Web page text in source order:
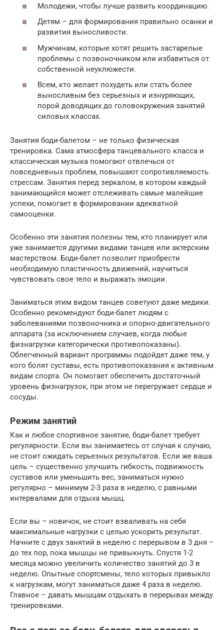
Молодежи, чтобы лучше развить координацию.
Детям – для формирования правильно осанки и
развития выносливости.
Мужчинам, которые хотят решить застарелые
проблемы с позвоночником или избавиться от
собственной неуклюжести.
Всем, кто желает похудеть или стать более
выносливым без серьезных и изнуряющих,
порой доводящих до головокружения занятий
силовых классах.
Занятия боди-балетом – не только физическая
тренировка. Сама атмосфера танцевального класса и
классическая музыка помогают отвлечься от
повседневных проблем, повышают сопротивляемость
стрессам. Занятия перед зеркалом, в котором каждый
занимающийся может отслеживать самые малейшие
успехи, помогает в формировании адекватной
самооценки.
Особенно эти занятия полезны тем, кто планирует или
уже занимается другими видами танцев или актерским
мастерством. Боди-балет позволит приобрести
необходимую пластичность движений, научиться
чувствовать свое тело и выражать эмоции.
Заниматься этим видом танцев советуют даже медики.
Особенно рекомендуют боди-балет людям с
заболеваниями позвоночника и опорно-двигательного
аппарата (за исключением случаев, когда любые
физнагрузки категорически противопоказаны).
Облегченный вариант программы подойдет даже тем, у
кого болят суставы, есть противопоказания к активным
видам спорта. Он помогает обеспечить достаточный
уровень физнагрузок, при этом не перегружает сердце и
сосуды.
Режим занятий
Как и любое спортивное занятие, боди-балет требует
регулярности. Если вы занимаетесь от случая к случаю,
не стоит ожидать серьезных результатов. Если же ваша
цель – существенно улучшить гибкость, подвижность
суставов или уменьшить вес, заниматься нужно
регулярно – минимум 2-3 раза в неделю, с равными
интервалами для отдыха мышц.
Если вы – новичок, не стоит взваливать на себя
максимальные нагрузки с целью ускорить результат.
Начните с двух занятий в неделю с перерывом в 3 дня –
до тех пор, пока мышцы не привыкнуть. Спустя 1-2
месяца можно увеличить количество занятий до 3 в
неделю. Опытные спортсмены, тело которых привыкло
к нагрузкам, могут заниматься даже 4 раза в неделю.
Главное – давать мышцам отдыхать в перерывах между
тренировками.